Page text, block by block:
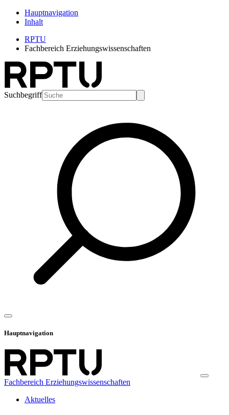
Hauptnavigation
Inhalt
RPTU
Fachbereich Erziehungswissenschaften
Suchbegriff
Hauptnavigation
Fachbereich Erziehungswissenschaften
Aktuelles